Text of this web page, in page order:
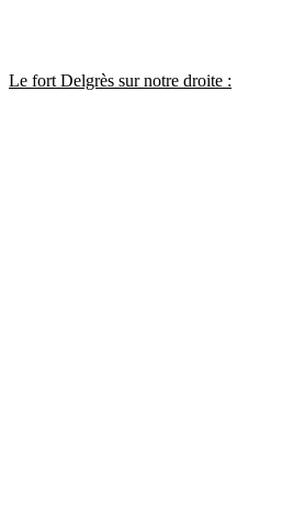
Le fort Delgrès sur notre droite :